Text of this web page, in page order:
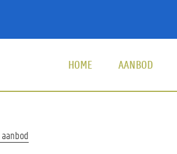
HOME AANBOD